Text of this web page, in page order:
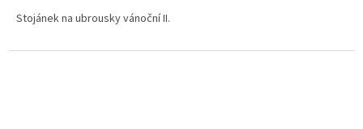
z
hvězdiček.
Stojánek na ubrousky vánoční II.